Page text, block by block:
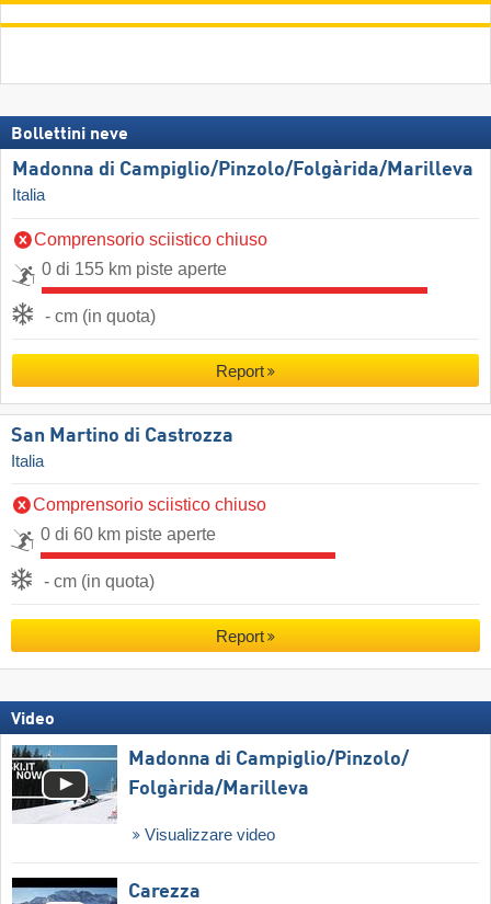
Bollettini neve
Madonna di Campiglio/​Pinzolo/​Folgàrida/​Marilleva
Italia
Comprensorio sciistico chiuso
0 di 155 km piste aperte
- cm (in quota)
Report
San Martino di Castrozza
Italia
Comprensorio sciistico chiuso
0 di 60 km piste aperte
- cm (in quota)
Report
Video
Madonna di Campiglio/​Pinzolo/​
Folgàrida/​Marilleva
Visualizzare video
Carezza